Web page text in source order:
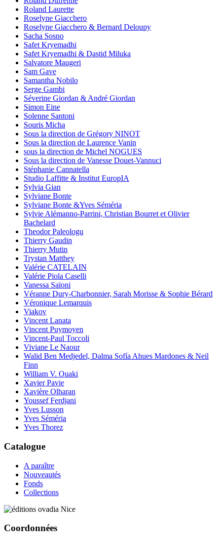
Roland Laurette
Roselyne Giacchero
Roselyne Giacchero & Bernard Deloupy
Sacha Sosno
Safet Kryemadhi
Safet Kryemadhi & Dastid Miluka
Salvatore Maugeri
Sam Gave
Samantha Nobilo
Serge Gambi
Séverine Giordan & André Giordan
Simon Eine
Solenne Santoni
Souris Micha
Sous la direction de Grégory NINOT
Sous la direction de Laurence Vanin
sous la direction de Michel NOGUES
Sous la direction de Vanesse Douet-Vannuci
Stéphanie Cannatella
Studio Laffitte & Institut EuropIA
Sylvia Gian
Sylviane Bonte
Sylviane Bonte &Yves Séméria
Sylvie Alémanno-Parrini, Christian Bourret et Olivier
Bachelard
Theodor Paleologu
Thierry Gaudin
Thierry Mutin
Trystan Matthey
Valérie CATELAIN
Valérie Piola Caselli
Vanessa Saïoni
Véranne Dury-Charbonnier, Sarah Morisse & Sophie Bérard
Véronique Lemarquis
Viakov
Vincent Lanata
Vincent Puymoyen
Vincent-Paul Toccoli
Viviane Le Naour
Walid Ben Medjedel, Dalma Sofía Ahues Mardones & Neil
Finn
William V. Ouaki
Xavier Pavie
Xavière Olharan
Youssef Ferdjani
Yves Lusson
Yves Séméria
Yves Thorez
Catalogue
A paraître
Nouveautés
Fonds
Collections
Coordonnées